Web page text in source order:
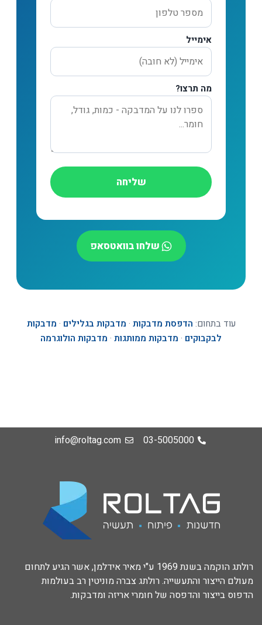
אימייל
מה תרצו?
שליחה
שלחו בוואטסאפ
עוד בתחום: הדפסת מדבקות · מדבקות בגלילים · מדבקות
לבקבוקים · מדבקות ממותגות · מדבקות הולוגרמה
03-5005000
info@roltag.com
רולתג הוקמה בשנת 1969 ע"י מאיר אידלמן, אשר הגיע לתחום
מעולם הייצור והתעשייה. רולתג צברה מוניטין רב בעולמות
הדפוס בייצור והדפסה של חומרי אריזה ומדבקות.